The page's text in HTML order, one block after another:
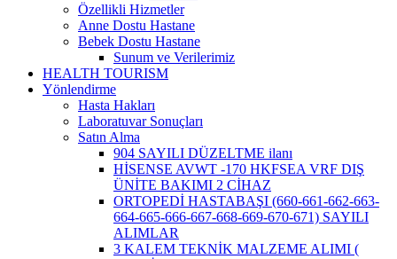
Özellikli Hizmetler
Anne Dostu Hastane
Bebek Dostu Hastane
Sunum ve Verilerimiz
HEALTH TOURISM
Yönlendirme
Hasta Hakları
Laboratuvar Sonuçları
Satın Alma
904 SAYILI DÜZELTME ilanı
HİSENSE AVWT -170 HKFSEA VRF DIŞ
ÜNİTE BAKIMI 2 CİHAZ
ORTOPEDİ HASTABAŞI (660-661-662-663-
664-665-666-667-668-669-670-671) SAYILI
ALIMLAR
3 KALEM TEKNİK MALZEME ALIMI (